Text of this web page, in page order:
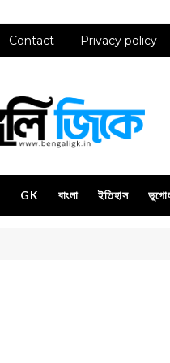
Contact Privacy policy
GK বাংলা ইতিহাস